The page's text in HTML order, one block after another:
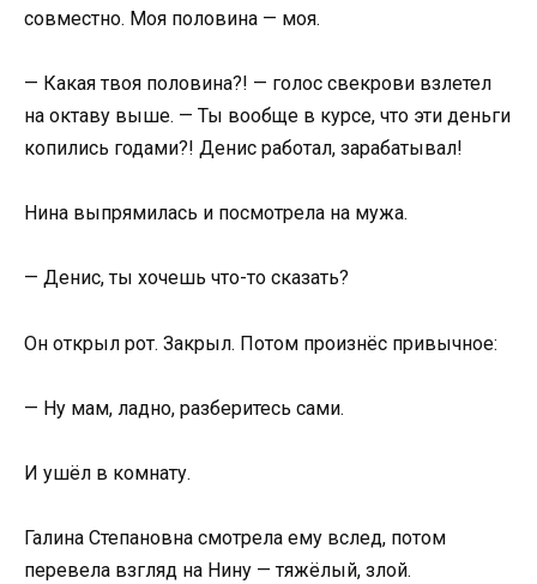
совместно. Моя половина — моя.
— Какая твоя половина?! — голос свекрови взлетел
на октаву выше. — Ты вообще в курсе, что эти деньги
копились годами?! Денис работал, зарабатывал!
Нина выпрямилась и посмотрела на мужа.
— Денис, ты хочешь что-то сказать?
Он открыл рот. Закрыл. Потом произнёс привычное:
— Ну мам, ладно, разберитесь сами.
И ушёл в комнату.
Галина Степановна смотрела ему вслед, потом
перевела взгляд на Нину — тяжёлый, злой.